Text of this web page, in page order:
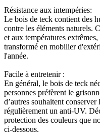
Résistance aux intempéries:
Le bois de teck contient des
contre les éléments naturels.
et aux températures
transformé en mobilier
l'année.
Facile à entretenir :
En général, le bois de teck
personnes préfèrent le
d’autres souhaitent
régulièrement un anti-UV.
protection des couleurs que
ci-dessous.